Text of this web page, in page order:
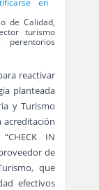
de Calidad,
turismo
reactivar
planteada
y Turismo
acreditación
IN
de
que
efectivos